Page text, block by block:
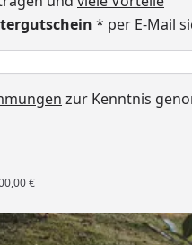
* per E-Mail
zur Kenntnis
€